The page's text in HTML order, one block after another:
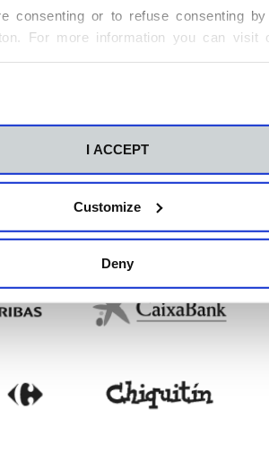
consenting or to refuse consenting
For more information you can
I ACCEPT
Customize
Deny